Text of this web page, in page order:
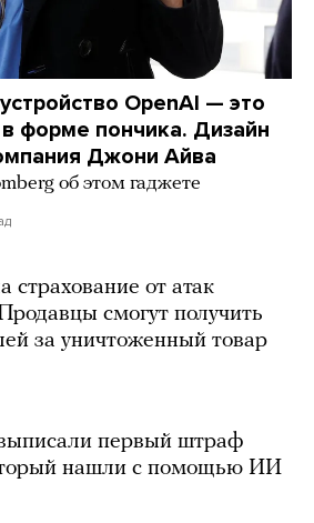
OpenAI — это
форме пончика. Дизайн
Джони Айва
об этом гаджете
страхование от атак
смогут получить
за уничтоженный товар
первый штраф
нашли с помощью ИИ